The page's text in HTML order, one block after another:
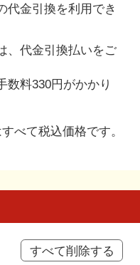
代金引換を利用でき
、代金引換払いをご
料330円がかかり
べて税込価格です。
すべて削除する